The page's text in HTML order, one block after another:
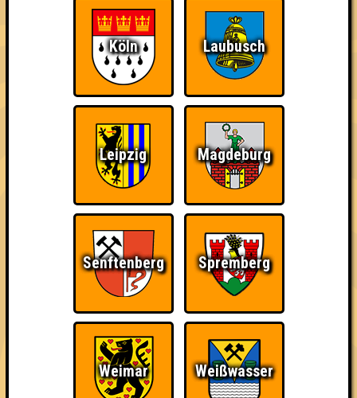
Quizveteran
Wir sind immer bei
Nerven aus Stahl
The Amount of
damn high
Ich war da, vor 3000
Da-Da Da! Da-Da Da!
Teil der Oberschicht Erster! So kurz vorm Sieg!
Köln Laubusch
Leipzig Magdeburg
Senftenberg Spremberg
Weimar Weißwasser